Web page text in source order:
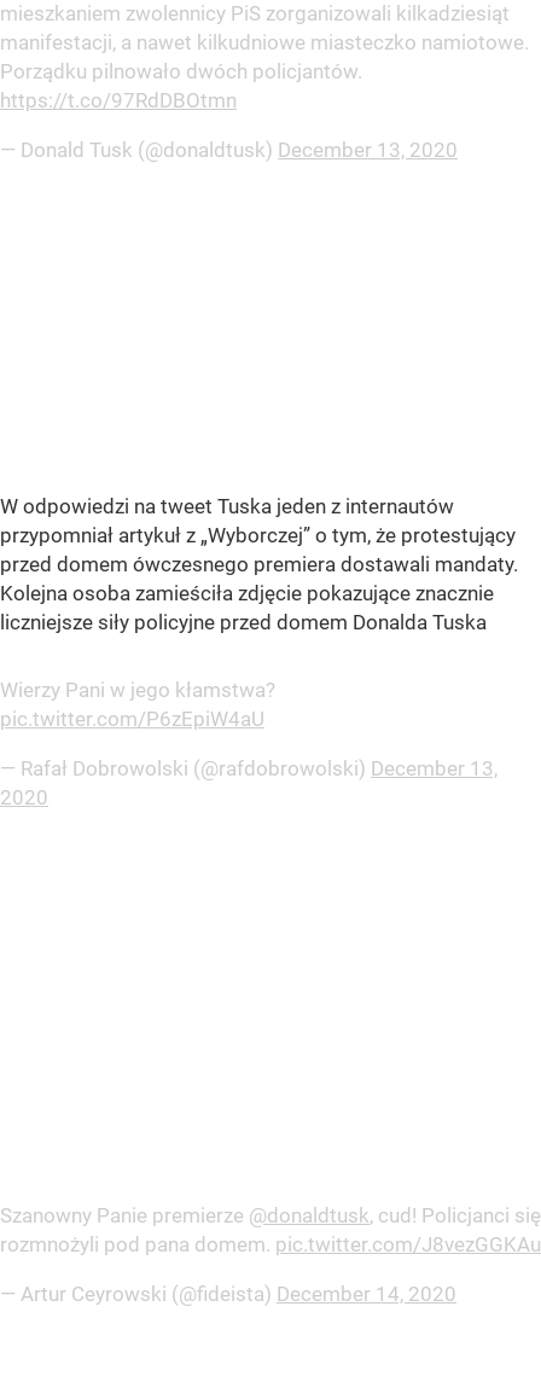
mieszkaniem zwolennicy PiS zorganizowali kilkadziesiąt
manifestacji, a nawet kilkudniowe miasteczko namiotowe.
Porządku pilnowało dwóch policjantów.
https://t.co/97RdDBOtmn
— Donald Tusk (@donaldtusk) December 13, 2020
W odpowiedzi na tweet Tuska jeden z internautów
przypomniał artykuł z „Wyborczej” o tym, że protestujący
przed domem ówczesnego premiera dostawali mandaty.
Kolejna osoba zamieściła zdjęcie pokazujące znacznie
liczniejsze siły policyjne przed domem Donalda Tuska
Wierzy Pani w jego kłamstwa?
pic.twitter.com/P6zEpiW4aU
— Rafał Dobrowolski (@rafdobrowolski) December 13,
2020
Szanowny Panie premierze @donaldtusk, cud! Policjanci się
rozmnożyli pod pana domem. pic.twitter.com/J8vezGGKAu
— Artur Ceyrowski (@fideista) December 14, 2020